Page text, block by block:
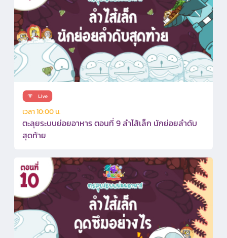
เวลา 10:00 น.
ตะลุยระบบย่อยอาหาร ตอนที่ 9 ลำไส้เล็ก นักย่อยลำดับ
สุดท้าย